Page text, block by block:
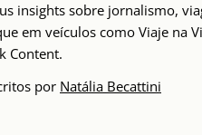
insights sobre jornalismo,
em veículos como Viaje na
Content.
por Natália Becattini